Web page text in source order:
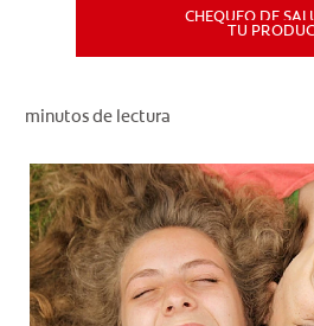
CHEQUEO DE
TU
minutos de lectura